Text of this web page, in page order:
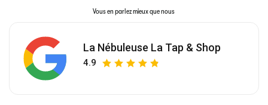
Vous en parlez mieux que nous
La Nébuleuse La Tap & Shop
4.9